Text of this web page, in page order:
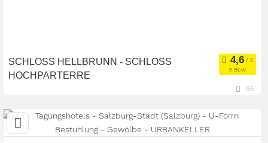
SCHLOSS HELLBRUNN - SCHLOSS
HOCHPARTERRE
3 Bew.
Art der Location: Meetingroom
Tagungsstätte
Eventlocation
95